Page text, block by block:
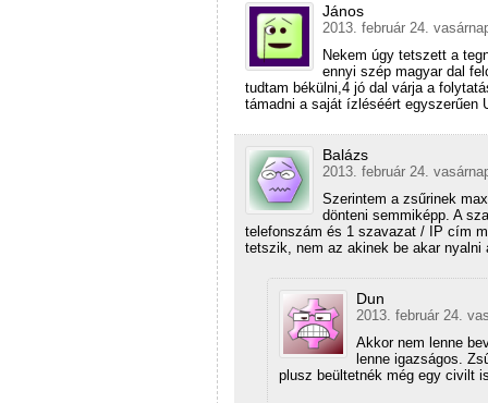
János
2013. február 24.
Nekem úgy tetszett a
ennyi szép magyar dal
tudtam békülni,4 jó dal várja a
támadni a saját ízléséért egyszerűen
Balázs
2013. február 24.
Szerintem a zsűrinek
dönteni semmiképp. A
telefonszám és 1 szavazat / IP cím
tetszik, nem az akinek be akar
Dun
2013. február 24.
Akkor nem lenne
lenne igazságos.
plusz beültetnék még egy civilt